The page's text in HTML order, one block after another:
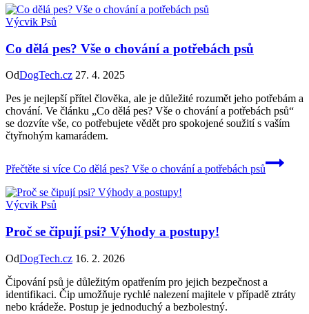
Výcvik Psů
Co dělá pes? Vše o chování a potřebách psů
OdDogTech.cz 27. 4. 2025
Pes je nejlepší přítel člověka, ale je důležité rozumět jeho potřebám a
chování. Ve článku „Co dělá pes? Vše o chování a potřebách psů“
se dozvíte vše, co potřebujete vědět pro spokojené soužití s vaším
čtyřnohým kamarádem.
Přečtěte si více Co dělá pes? Vše o chování a potřebách psů
Výcvik Psů
Proč se čipují psi? Výhody a postupy!
OdDogTech.cz 16. 2. 2026
Čipování psů je důležitým opatřením pro jejich bezpečnost a
identifikaci. Čip umožňuje rychlé nalezení majitele v případě ztráty
nebo krádeže. Postup je jednoduchý a bezbolestný.